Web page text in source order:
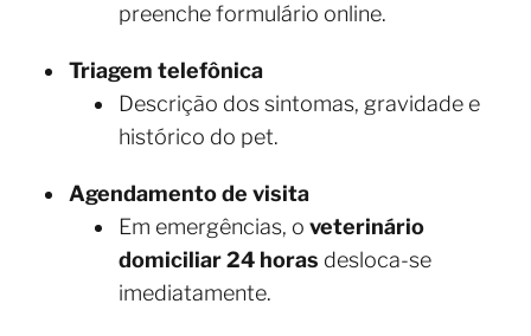
preenche formulário online.
Triagem telefônica
Descrição dos sintomas, gravidade e
histórico do pet.
Agendamento de visita
Em emergências, o veterinário
domiciliar 24 horas desloca-se
imediatamente.